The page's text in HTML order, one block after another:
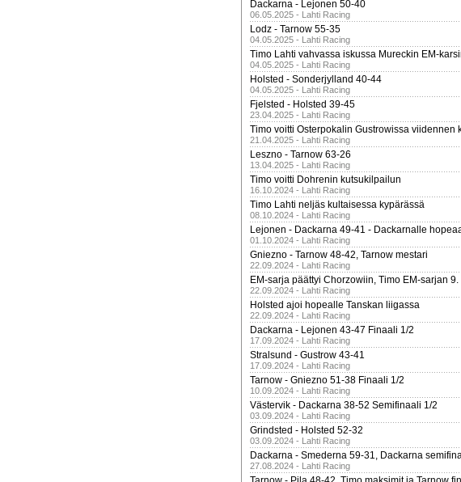
Dackarna - Lejonen 50-40
06.05.2025 - Lahti Racing
Lodz - Tarnow 55-35
04.05.2025 - Lahti Racing
Timo Lahti vahvassa iskussa Mureckin EM-
04.05.2025 - Lahti Racing
Holsted - Sonderjylland 40-44
04.05.2025 - Lahti Racing
Fjelsted - Holsted 39-45
23.04.2025 - Lahti Racing
Timo voitti Osterpokalin Gustrowissa viidennen
21.04.2025 - Lahti Racing
Leszno - Tarnow 63-26
13.04.2025 - Lahti Racing
Timo voitti Dohrenin kutsukilpailun
16.10.2024 - Lahti Racing
Timo Lahti neljäs kultaisessa kypärässä
08.10.2024 - Lahti Racing
Lejonen - Dackarna 49-41 - Dackarnalle
01.10.2024 - Lahti Racing
Gniezno - Tarnow 48-42, Tarnow mestari
22.09.2024 - Lahti Racing
EM-sarja päättyi Chorzowiin, Timo EM-sarjan 9.
22.09.2024 - Lahti Racing
Holsted ajoi hopealle Tanskan liigassa
22.09.2024 - Lahti Racing
Dackarna - Lejonen 43-47 Finaali 1/2
17.09.2024 - Lahti Racing
Stralsund - Gustrow 43-41
17.09.2024 - Lahti Racing
Tarnow - Gniezno 51-38 Finaali 1/2
10.09.2024 - Lahti Racing
Västervik - Dackarna 38-52 Semifinaali 1/2
03.09.2024 - Lahti Racing
Grindsted - Holsted 52-32
03.09.2024 - Lahti Racing
Dackarna - Smederna 59-31, Dackarna
27.08.2024 - Lahti Racing